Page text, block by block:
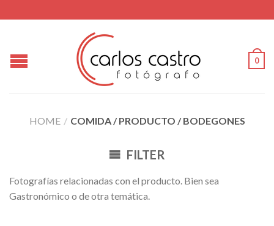
0
HOME / COMIDA / PRODUCTO / BODEGONES
FILTER
Fotografías relacionadas con el producto. Bien sea
Gastronómico o de otra temática.